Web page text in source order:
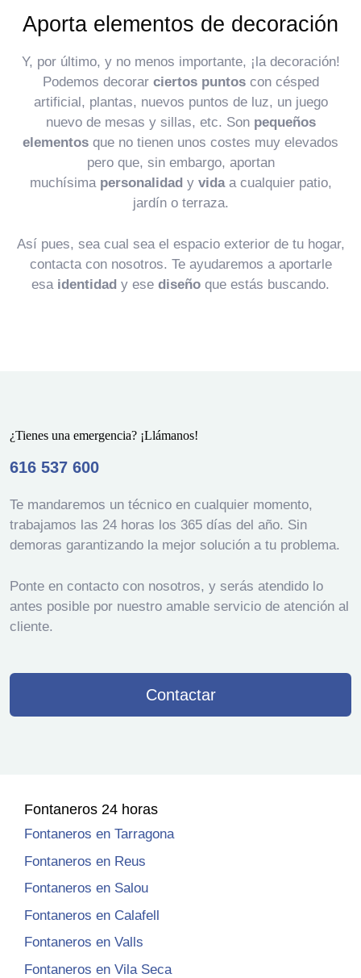
Aporta elementos de decoración
Y, por último, y no menos importante, ¡la decoración!
Podemos decorar ciertos puntoscon césped
artificial, plantas, nuevos puntos de luz, un juego
nuevo de mesas y sillas, etc. Son pequeños
elementos que no tienen unos costes muy elevados
pero que, sin embargo, aportan
muchísima personalidad y vida a cualquier patio,
jardín o terraza.
Así pues, sea cual sea el espacio exterior de tu hogar,
contacta con nosotros. Te ayudaremos a aportarle
esa identidad y ese diseño que estás buscando.
¿Tienes una emergencia? ¡Llámanos!
616 537 600
Te mandaremos un técnico en cualquier momento,
trabajamos las 24 horas los 365 días del año. Sin
demoras garantizando la mejor solución a tu problema.
Ponte en contacto con nosotros, y serás atendido lo
antes posible por nuestro amable servicio de atención al
cliente.
Contactar
Fontaneros 24 horas
Fontaneros en Tarragona
Fontaneros en Reus
Fontaneros en Salou
Fontaneros en Calafell
Fontaneros en Valls
Fontaneros en Vila Seca